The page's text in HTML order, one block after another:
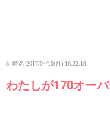
8. 匿名 2017/04/10(月) 16:22:19
わたしが170オー